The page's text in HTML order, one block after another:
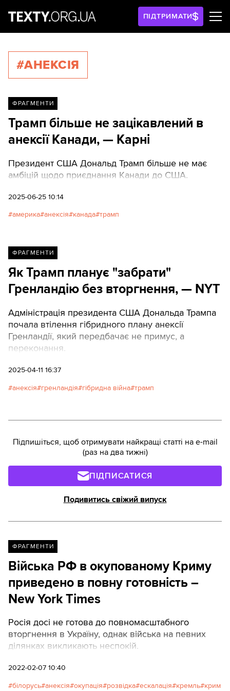
ПІДТРИМАТИ
#АНЕКСІЯ
ФРАГМЕНТИ
Трамп більше не зацікавлений в
анексії Канади, — Карні
Президент США Дональд Трамп більше не має
амбіцій щодо приєднання Канади до США.
2025-06-25 10:14
америка анексія канада трамп
ФРАГМЕНТИ
Як Трамп планує "забрати"
Гренландію без вторгнення, — NYT
Адміністрація президента США Дональда Трампа
почала втілення гібридного плану анексії
Гренландії, який передбачає не примус, а
переконання.
2025-04-11 16:37
анексія гренландія гібридна війна трамп
Підпишіться, щоб отримувати найкращі статті на e-mail
(раз на два тижні)
ПІДПИСАТИСЯ
Подивитись свіжий випуск
ФРАГМЕНТИ
Війська РФ в окупованому Криму
приведено в повну готовність –
New York Times
Росія досі не готова до повномасштабного
вторгнення в Україну, однак війська на певних
ділянках викликають неспокій.
2022-02-07 10:40
білорусь анексія окупація розвідка ескалація кремль крим